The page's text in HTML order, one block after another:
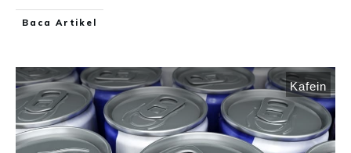
Baca Artikel
Kafein